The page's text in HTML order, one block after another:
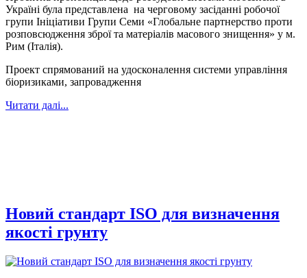
Україні була представлена на черговому засіданні робочої
групи Ініціативи Групи Семи «Глобальне партнерство проти
розповсюдження зброї та матеріалів масового знищення» у м.
Рим (Італія).
Проект спрямований на удосконалення системи управління
біоризиками, запровадження
Читати далі...
Новий стандарт ISO для визначення
якості грунту